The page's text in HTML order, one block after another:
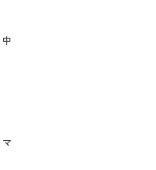
中
マ